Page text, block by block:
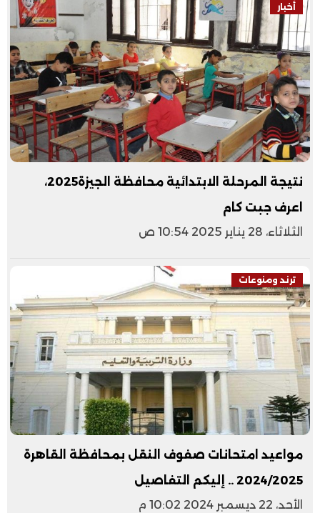
أخبار
نتيجة المرحلة الابتدائية محافظة الجيزة2025،
اعرف جبت كام
الثلاثاء، 28 يناير 2025 10:54 ص
ترند ومنوعات
مواعيد امتحانات صفوف النقل بمحافظة القاهرة
2024/2025 .. إليكم التفاصيل
الأحد، 22 ديسمبر 2024 10:02 م